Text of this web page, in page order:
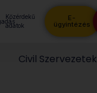
Közérdekű
adatok
E-
ügyintézés
Civil Szervezetek